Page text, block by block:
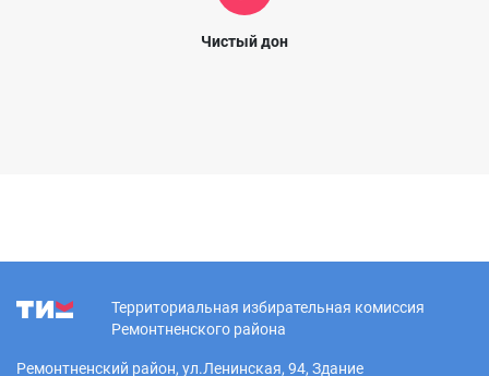
Чистый дон
Территориальная избирательная комиссия
Ремонтненского района
Ремонтненский район, ул.Ленинская, 94, Здание